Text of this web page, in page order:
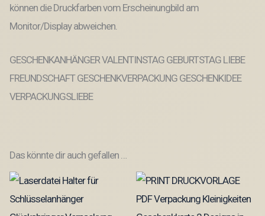
können die Druckfarben vom Erscheinungbild am
Monitor/Display abweichen.
GESCHENKANHÄNGER VALENTINSTAG GEBURTSTAG LIEBE
FREUNDSCHAFT GESCHENKVERPACKUNG GESCHENKIDEE
VERPACKUNGSLIEBE
Das könnte dir auch gefallen …